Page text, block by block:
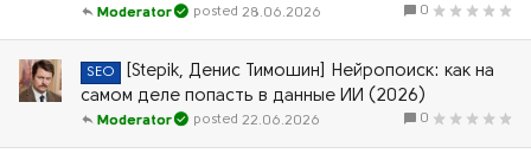
0
28.06.2026
Moderator
SEO
[Stepik, Денис Тимошин] Нейропоиск: как на
самом деле попасть в данные ИИ (2026)
0
22.06.2026
Moderator